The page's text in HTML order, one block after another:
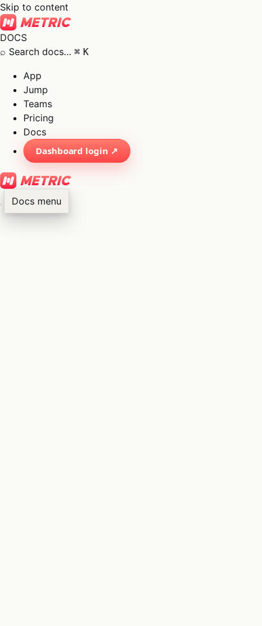
Skip to content
DOCS
⌕ Search docs… ⌘ K
App
Jump
Teams
Pricing
Docs
Dashboard login ↗
Docs menu